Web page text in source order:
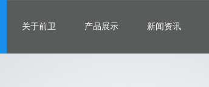
关于前卫 产品展示 新闻资讯